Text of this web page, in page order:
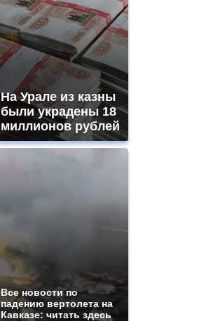
На Урале из казны
были украдены 18
миллионов рублей
Все новости по
падению вертолета на
Кавказе: читать здесь